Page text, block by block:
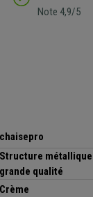
Note 4,9/5
chaisepro
Structure
grande qualité
Crème